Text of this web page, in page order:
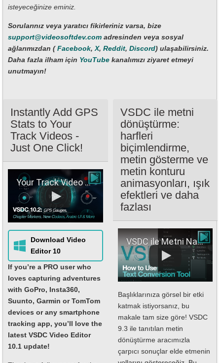
isteyeceğinize eminiz.
Sorularınız veya yaratıcı fikirleriniz varsa, bize
support@videosoftdev.com adresinden veya sosyal
ağlarımızdan (Facebook, X, Reddit, Discord) ulaşabilirsiniz.
Daha fazla ilham için YouTube kanalımızı ziyaret etmeyi
unutmayın!
Instantly Add GPS
Stats to Your
Track Videos -
Just One Click!
Your Track Video + GPS Telemetry: Easy One-Click Overlay!
Download Video
Editor 10
If you’re a PRO user who
loves capturing adventures
with GoPro, Insta360,
Suunto, Garmin or TomTom
devices or any smartphone
tracking app, you’ll love the
latest VSDC Video Editor
10.1 update!
VSDC ile metni
dönüştürme:
harfleri
biçimlendirme,
metin gösterme ve
metin konturu
animasyonları, ışık
efektleri ve daha
fazlası
VSDC ile Metni Nasıl Dönüştürüp Animasyon Yapabilirim?
Başlıklarınıza görsel bir etki
katmak istiyorsanız, bu
makale tam size göre! VSDC
9.3 ile tanıtılan metin
dönüştürme aracımızla
çarpıcı sonuçlar elde etmenin